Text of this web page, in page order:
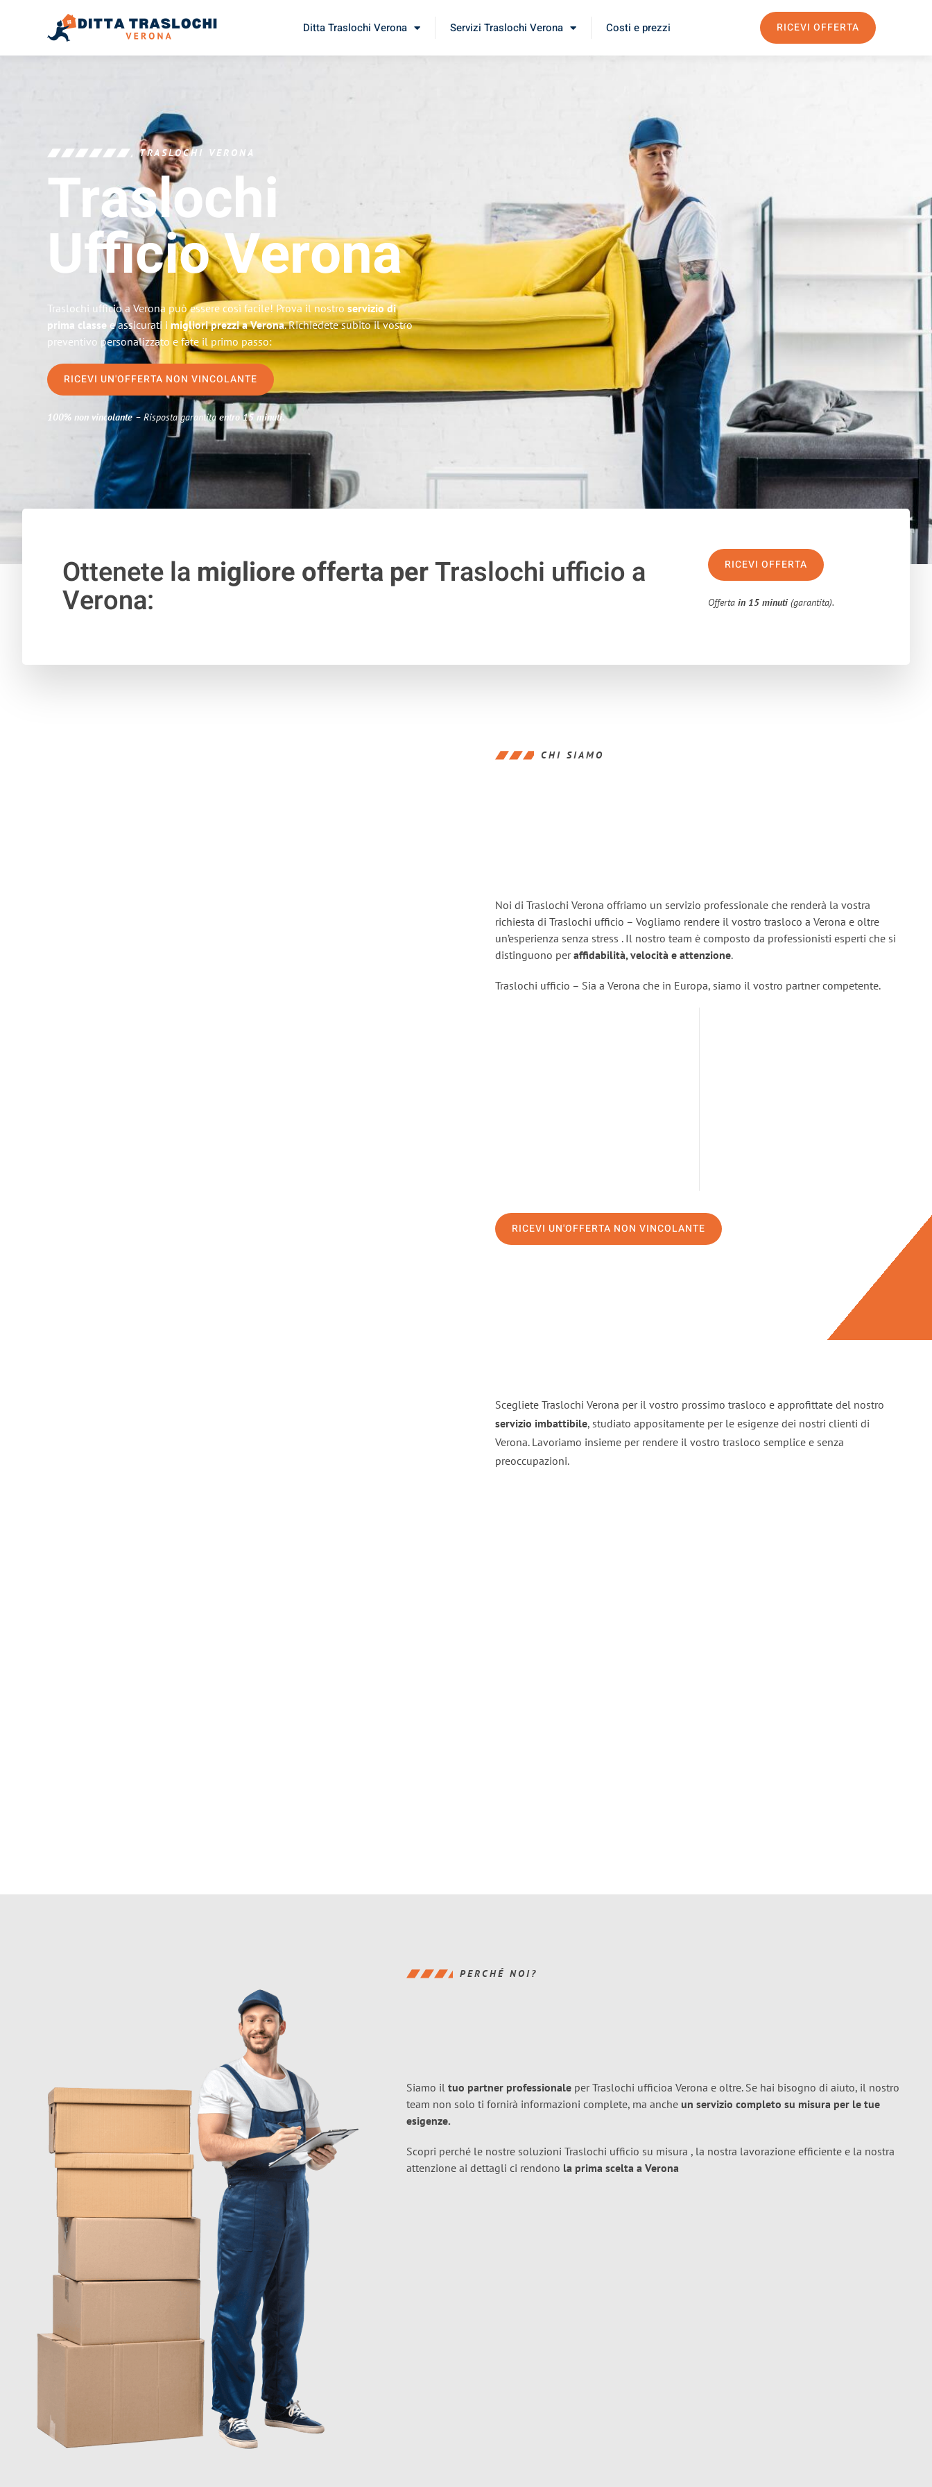
Ditta Traslochi Verona Servizi Traslochi Verona Costi e prezzi RICEVI OFFERTA
TRASLOCHI VERONA
Traslochi
UfficioVerona
Traslochi ufficio a Verona può essere così facile! Prova il nostroservizio di
prima classe e assicurati i migliori prezzi a Verona. Richiedete subito il vostro
preventivo personalizzato e fate il primo passo:
RICEVI UN'OFFERTA NON VINCOLANTE
100% non vincolante– Risposta garantita entro 15 minuti.
Ottenete la migliore offerta perTraslochi ufficio a
Verona:
RICEVI OFFERTA
Offertain 15 minuti (garantita).
CHI SIAMO
Noi di Traslochi Verona offriamo un servizio professionale che renderà la vostra
richiesta di Traslochi ufficio – Vogliamo rendere il vostro trasloco a Verona e oltre
un’esperienza senza stress . Il nostro team è composto da professionisti esperti che si
distinguono peraffidabilità, velocità e attenzione.
Traslochi ufficio – Sia a Verona che in Europa, siamo il vostro partner competente.
RICEVI UN'OFFERTA NON VINCOLANTE
Scegliete Traslochi Verona per il vostro prossimo trasloco e approfittate del nostro
servizio imbattibile, studiato appositamente per le esigenze dei nostri clienti di
Verona. Lavoriamo insieme per rendere il vostro trasloco semplice e senza
preoccupazioni.
PERCHÉ NOI?
Siamo il tuo partner professionale per Traslochi ufficioa Verona e oltre. Se hai bisogno di aiuto, il nostro
team non solo ti fornirà informazioni complete, ma anche un servizio completo su misura per le tue
esigenze.
Scopri perché le nostre soluzioni Traslochi ufficio su misura , la nostra lavorazione efficiente e la nostra
attenzione ai dettagli ci rendono la prima scelta a Verona